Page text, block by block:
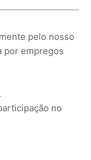
pelo nosso
por empregos
no